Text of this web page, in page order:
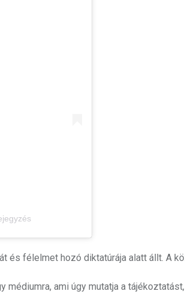
és félelmet hozó diktatúrája alatt állt. A
médiumra, ami úgy mutatja a